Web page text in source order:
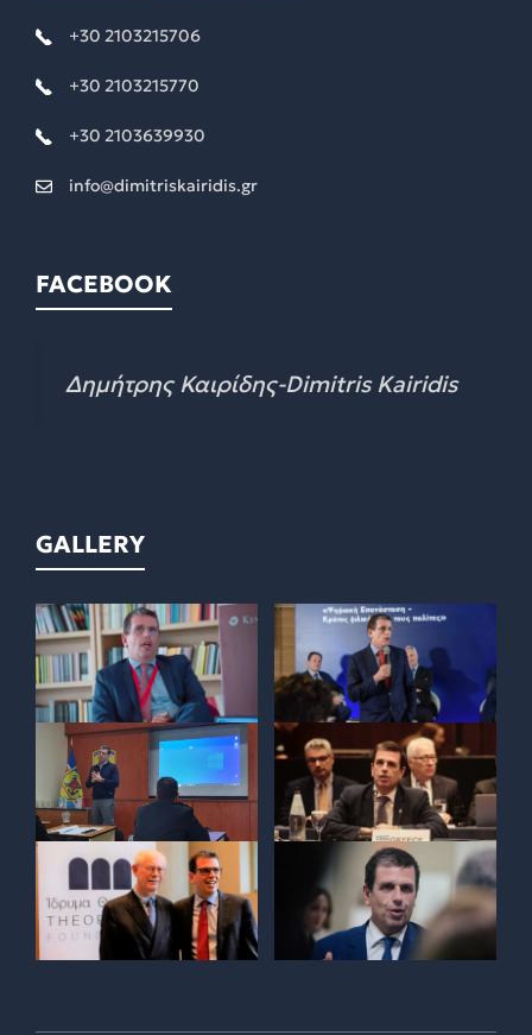
+30 2103215706
+30 2103215770
+30 2103639930
info@dimitriskairidis.gr
FACEBOOK
Δημήτρης Καιρίδης-Dimitris Kairidis
GALLERY